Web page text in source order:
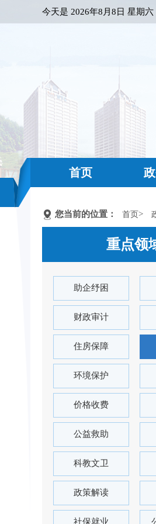
今天是 2026年8月8日 星期六
首页
您当前的位置： 首页>
重点领
助企纾困
财政审计
住房保障
环境保护
价格收费
公益救助
科教文卫
政策解读
社保就业